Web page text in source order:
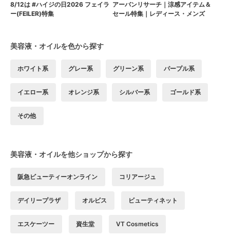
8/12は #ハイジの日2026 フェイラ
ー(FEILER)特集
アーバンリサーチ｜涼感アイテム＆
セール特集｜レディース・メンズ
美容液・オイルを色から探す
ホワイト系 グレー系 グリーン系 パープル系
イエロー系 オレンジ系 シルバー系 ゴールド系
その他
美容液・オイルを他ショップから探す
阪急ビューティーオンライン コリアージュ
デイリープラザ オルビス ビューティネット
エスケーツー 資生堂 VT Cosmetics